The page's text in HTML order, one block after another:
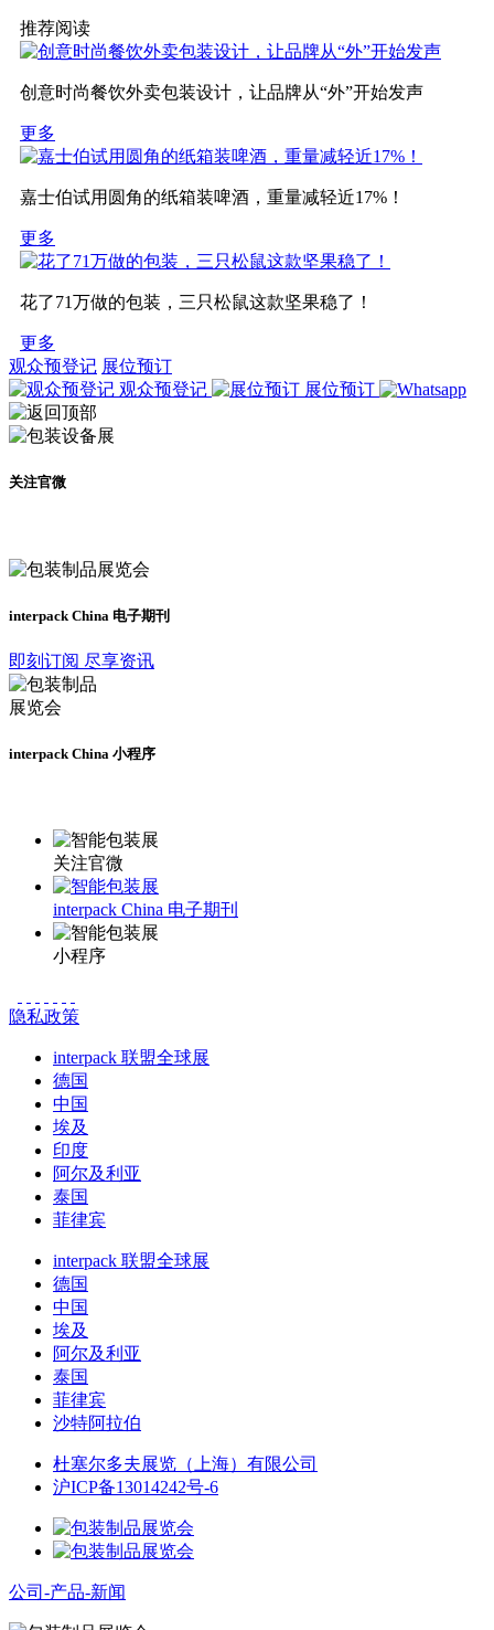
推荐阅读
创意时尚餐饮外卖包装设计，让品牌从“外”开始发声
更多
嘉士伯试用圆角的纸箱装啤酒，重量减轻近17%！
更多
花了71万做的包装，三只松鼠这款坚果稳了！
更多
观众预登记 展位预订
观众预登记
展位预订
关注官微
interpack China 电子期刊
即刻订阅 尽享资讯
interpack China 小程序
关注官微
interpack China 电子期刊
小程序
隐私政策
interpack 联盟全球展
德国
中国
埃及
印度
阿尔及利亚
泰国
菲律宾
interpack 联盟全球展
德国
中国
埃及
阿尔及利亚
泰国
菲律宾
沙特阿拉伯
杜塞尔多夫展览（上海）有限公司
沪ICP备13014242号-6
公司-产品-新闻